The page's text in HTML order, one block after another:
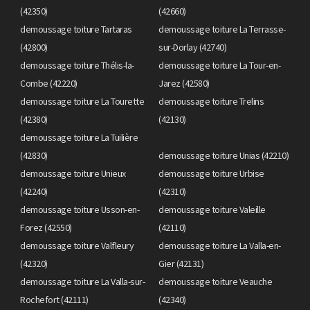
(42350)
(42660)
demoussage toiture Tartaras
(42800)
demoussage toiture La Terrasse-
sur-Dorlay (42740)
demoussage toiture Thélis-la-
Combe (42220)
demoussage toiture La Tour-en-
Jarez (42580)
demoussage toiture La Tourette
(42380)
demoussage toiture Trelins
(42130)
demoussage toiture La Tuilière
(42830)
demoussage toiture Unias (42210)
demoussage toiture Unieux
(42240)
demoussage toiture Urbise
(42310)
demoussage toiture Usson-en-
Forez (42550)
demoussage toiture Valeille
(42110)
demoussage toiture Valfleury
(42320)
demoussage toiture La Valla-en-
Gier (42131)
demoussage toiture La Valla-sur-
Rochefort (42111)
demoussage toiture Veauche
(42340)